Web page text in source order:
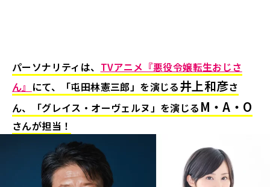
パーソナリティは、 TVアニメ『悪役令嬢転生おじさ
ん』 にて、「屯田林憲三郎」を演じる井上和彦さ
ん、「グレイス・オーヴェルヌ」を演じる M・A・O
さんが担当！